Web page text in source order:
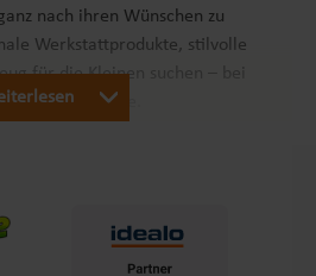
nach ihren Wünschen zu
Werkstattprodukte, stilvolle
für die Kleinen suchen – bei
Produkte.
Leben in Haus und Garten“ ist es
unserer Kunden in Europa so